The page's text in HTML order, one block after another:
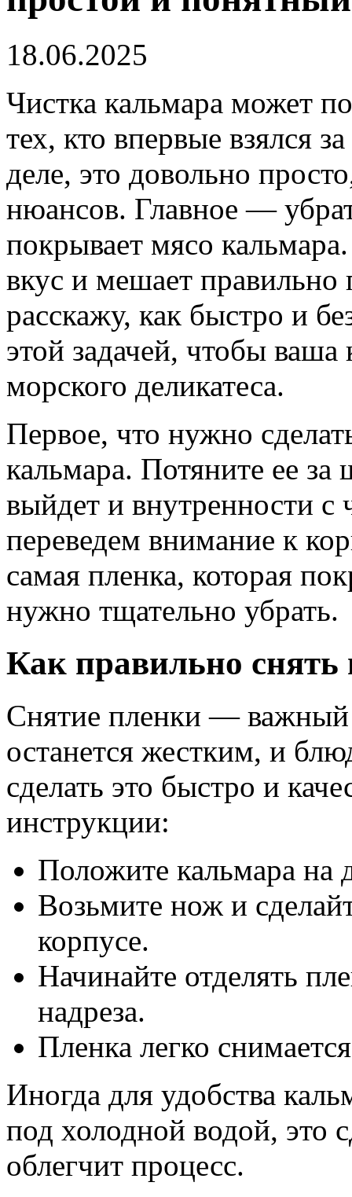
18.06.2025
Чистка кальмара может
тех, кто впервые взялся
деле, это довольно
нюансов. Главное —
покрывает мясо
вкус и мешает правильно
расскажу, как быстро и
этой задачей, чтобы
морского деликатеса.
Первое, что нужно
кальмара. Потяните ее
выйдет и внутренности
переведем внимание к
самая пленка, которая
нужно тщательно убрать.
Как правильно снять
Снятие пленки — важный
останется жестким, и
сделать это быстро и
инструкции:
Положите кальмара на
Возьмите нож и
корпусе.
Начинайте отделять
надреза.
Пленка легко
Иногда для удобства
под холодной водой, это
облегчит процесс.